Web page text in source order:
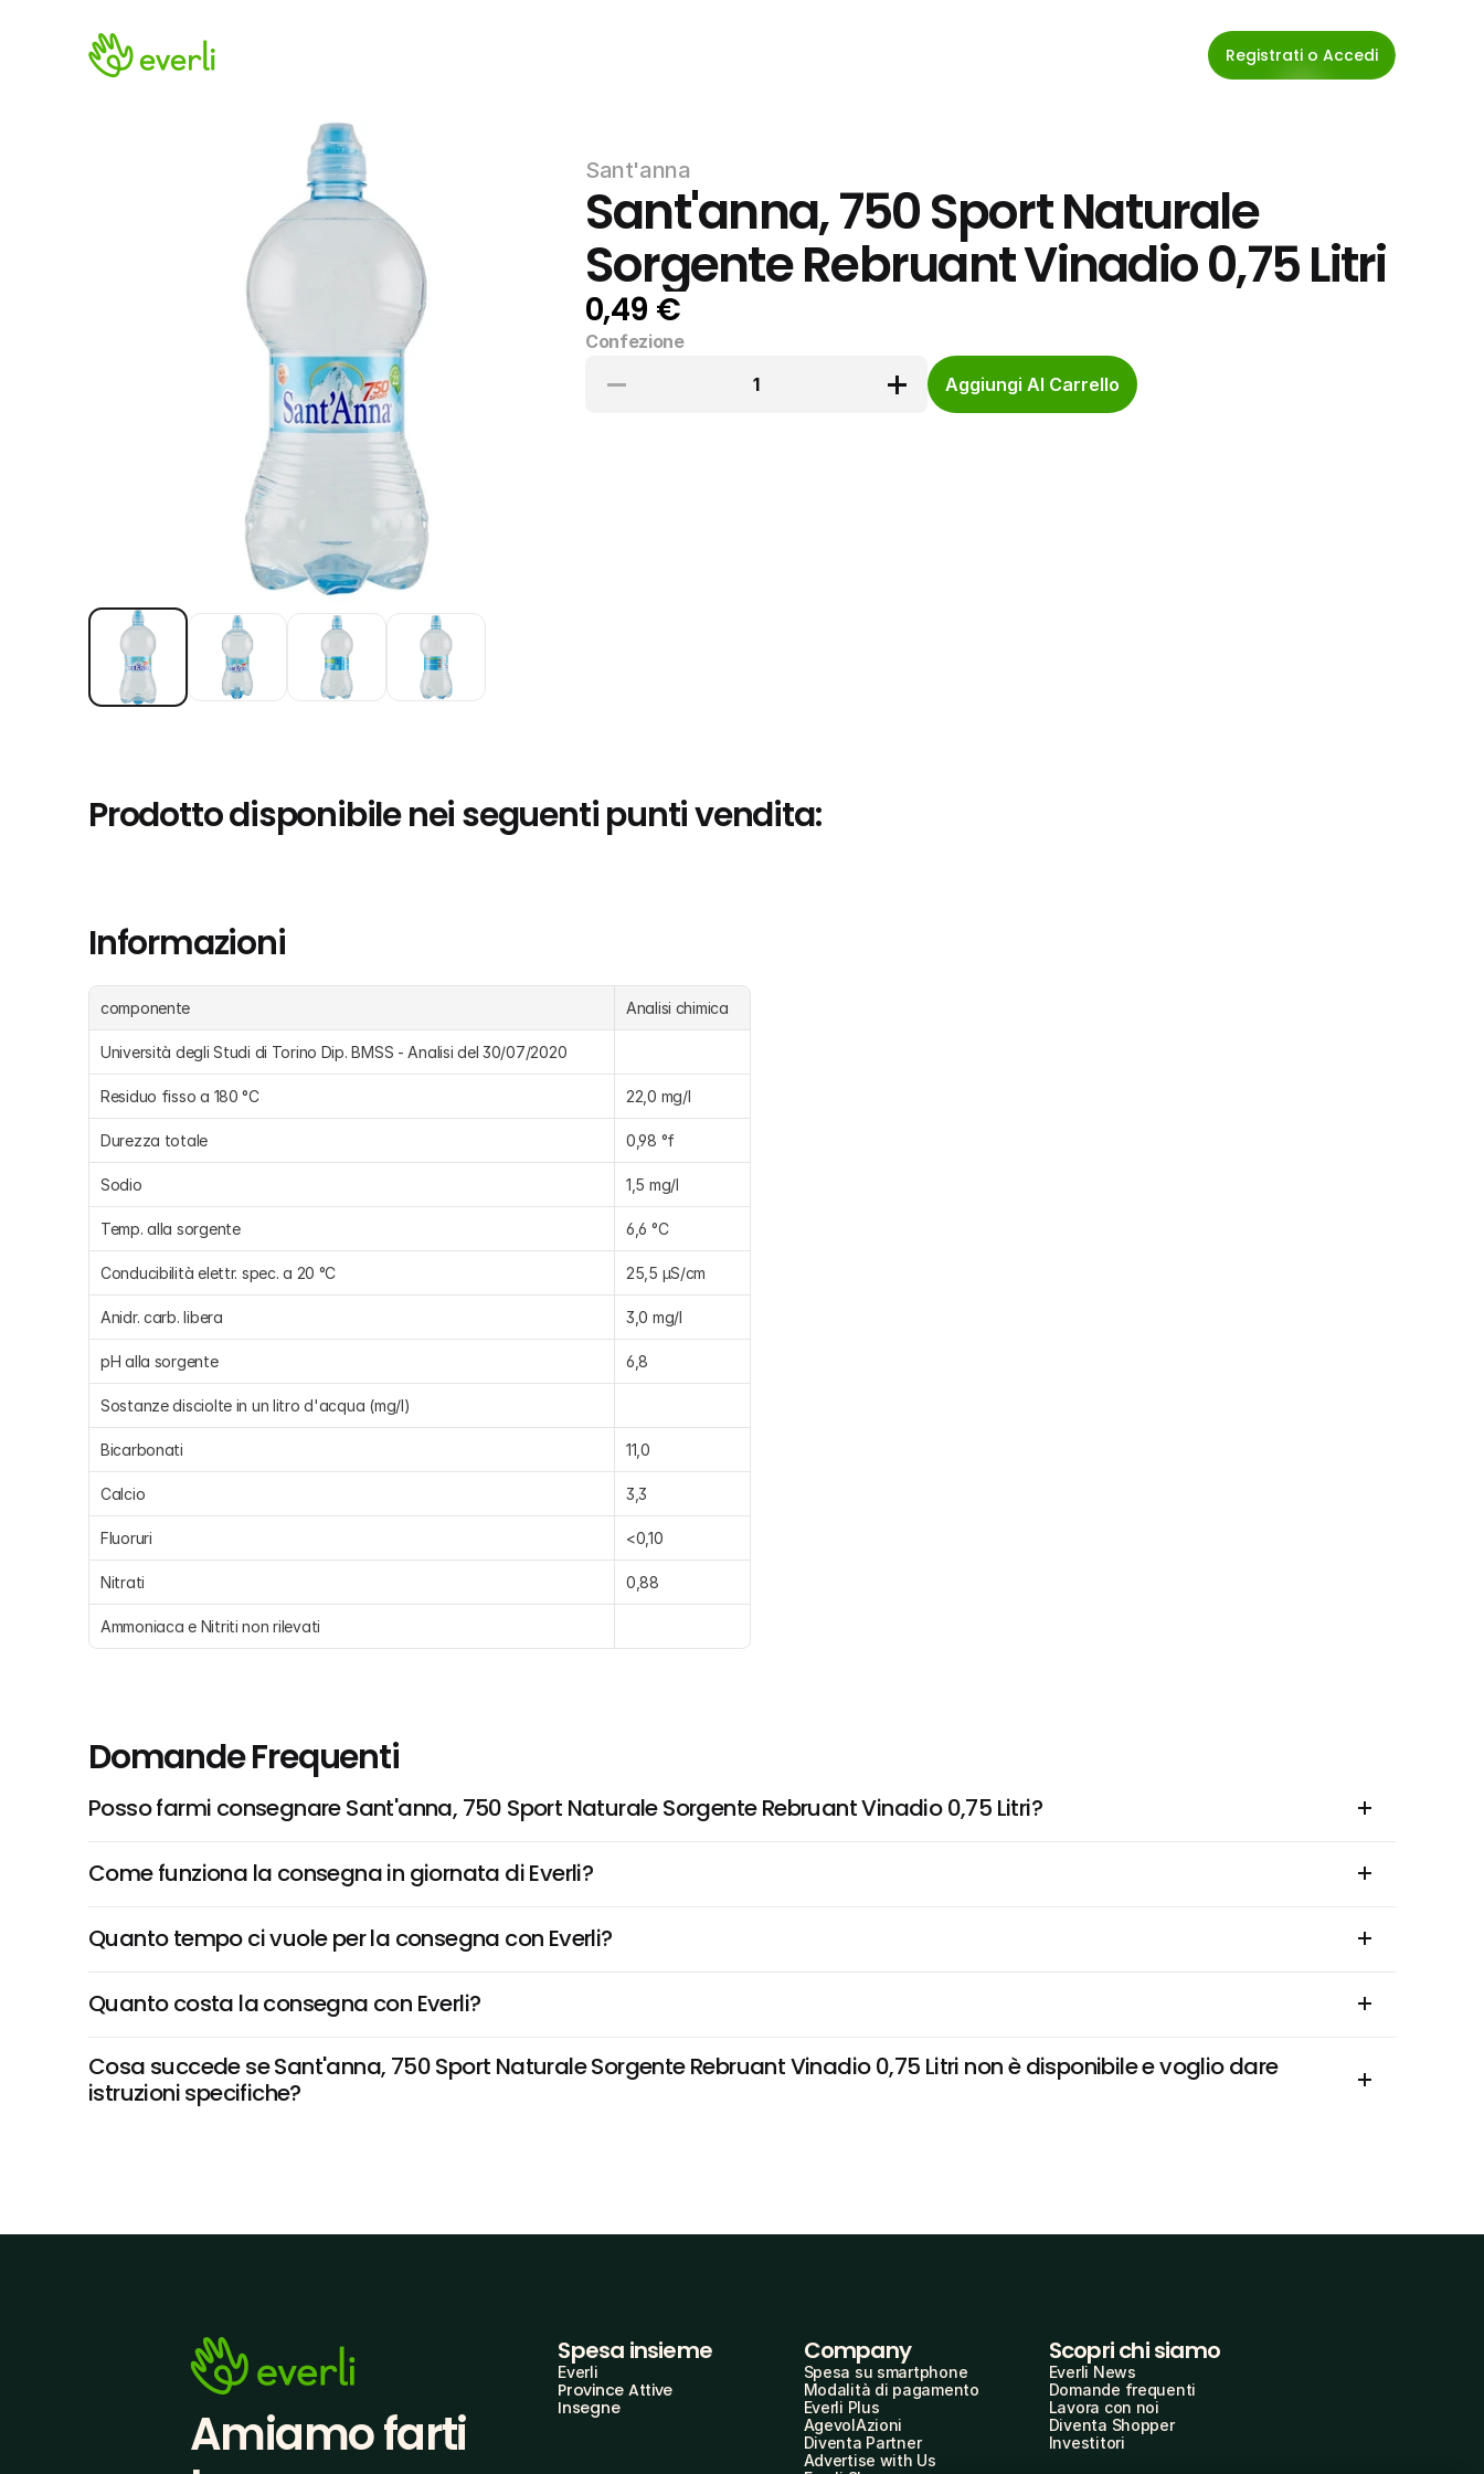
Registrati o Accedi
Sant'anna
Sant'anna, 750 Sport Naturale
Sorgente Rebruant Vinadio 0,75 Litri
0,49 €
Confezione
1
Aggiungi Al Carrello
Prodotto disponibile nei seguenti punti vendita:
Informazioni
componente Analisi chimica
Università degli Studi di Torino Dip. BMSS - Analisi del 30/07/2020
Residuo fisso a 180 °C 22,0 mg/l
Durezza totale 0,98 °f
Sodio 1,5 mg/l
Temp. alla sorgente 6,6 °C
Conducibilità elettr. spec. a 20 °C 25,5 μS/cm
Anidr. carb. libera 3,0 mg/l
pH alla sorgente 6,8
Sostanze disciolte in un litro d'acqua (mg/l)
Bicarbonati 11,0
Calcio 3,3
Fluoruri <0,10
Nitrati 0,88
Ammoniaca e Nitriti non rilevati
Domande Frequenti
Posso farmi consegnare Sant'anna, 750 Sport Naturale Sorgente Rebruant Vinadio 0,75 Litri?
Come funziona la consegna in giornata di Everli?
Quanto tempo ci vuole per la consegna con Everli?
Quanto costa la consegna con Everli?
Cosa succede se Sant'anna, 750 Sport Naturale Sorgente Rebruant Vinadio 0,75 Litri non è disponibile e voglio dare
istruzioni specifiche?
Amiamo farti
Spesa insieme
Everli
Province Attive
Insegne
Company
Spesa su smartphone
Modalità di pagamento
Everli Plus
AgevolAzioni
Diventa Partner
Advertise with Us
Scopri chi siamo
Everli News
Domande frequenti
Lavora con noi
Diventa Shopper
Investitori